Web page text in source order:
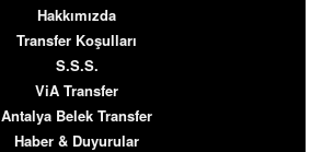
Hakkımızda
Transfer Koşulları
S.S.S.
ViA Transfer
Antalya Belek Transfer
Haber & Duyurular